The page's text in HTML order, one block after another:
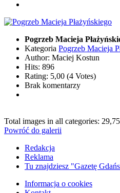
Pogrzeb Macieja
Kategoria Pogrzeb Macieja
Author: Maciej Kostun
Hits: 896
Rating: 5,00 (4 Votes)
Brak komentarzy
Total images in all categories:
Powróć do galerii
Redakcja
Reklama
Tu znajdziesz "Gazetę
Informacja o cookies